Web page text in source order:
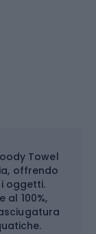
Towel
offrendo
oggetti.
al 100%,